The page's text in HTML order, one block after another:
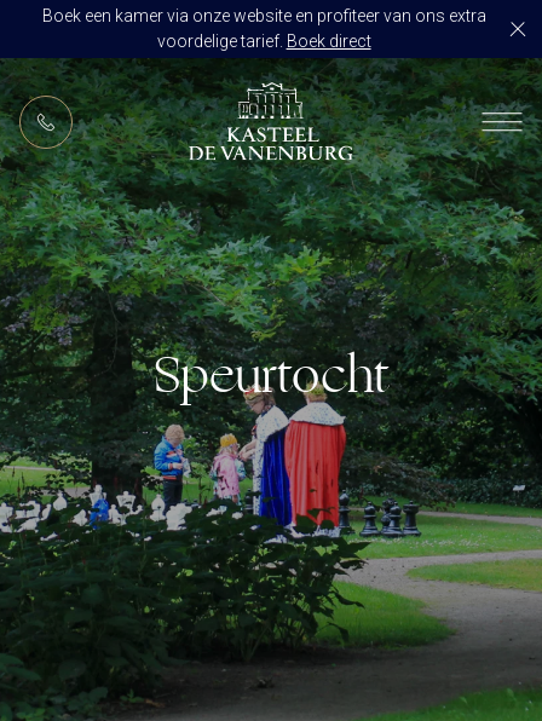
Boek een kamer via onze website en profiteer van ons extra
voordelige tarief. Boek direct
NL
RESTAURANT DE VANENBURG
BRASSERIE DE HOEVE
CULINAIR GENIETEN ARRANGEMENT
KAMERS
ARRANGEMENTEN
ALLES OP ÉÉN LOCATIE
TROUWZALEN
VOORBEELDOFFERTE
BRUIDSSUITE
TROUWLOCATIE ROUTE
ARRANGEMENTEN
ACTIVITEITEN
CONGRES OF CONFERENTIE
EVENEMENT
VERGADERING
VERGADEREN MET OVERNACHTING
ZALEN
JUBILEUM
FEEST
CONCERT
GROEPSDINER
UITVAART EN CONDOLEANCE
OVER KASTEEL DE VANENBURG
GESCHIEDENIS
ONS TEAM
AGENDA
PLATTEGROND
VERHALEN
IN DE OMGEVING
HUISREGELS EN VEELGESTELDE VRAGEN
Vanenburgerallee 13
Route plannen
info@vanenburg.nl
0341 375 454
Speurtocht